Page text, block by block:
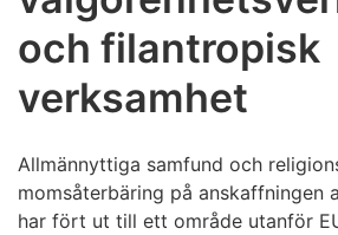
och filantropisk
verksamhet
Allmännyttiga samfund och
momsåterbäring på anskaffningen
har fört ut till ett område utanför